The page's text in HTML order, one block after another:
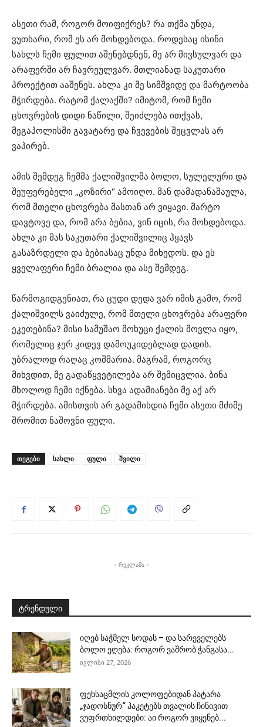
ასეთი რამ, როგორ მოიფიქრეს? რა თქმა უნდა,
ვუთხარი, რომ ეს არ მოხდებოდა. როდესაც ისინი
სახლს ჩემი ფულით აშენებდნენ, მე არ მივსულვარ და
არაფერში არ ჩავრეულვარ. მთლიანად საკუთარი
პროექტით ააშენეს. ახლა კი მე სიმშვიდე და მარტოობა
მჭირდება. რატომ ქალაქში? იმიტომ, რომ ჩემი
ცხოვრების დიდი ნაწილი, შეიძლება ითქვას,
მეგაპოლისში გავატარე და ჩვევების შეცვლას არ
ვაპირებ.
ამის შემდეგ ჩემმა ქალიშვილმა ბოლო, სულელური და
შეუფერებელი „კოზირი“ ამოიღო. მან დამადანაშაულა,
რომ მთელი ცხოვრება მასთან არ ვიყავი. მარტო
დავტოვე და, რომ არა ბებია, ვინ იცის, რა მოხდებოდა.
ახლა კი მას საკუთარი ქალიშვილიც ჰყავს
გასაზრდელი და ბებიასაც უნდა მიხედოს. და ეს
ყველაფერი ჩემი ბრალია და ასე შემდეგ.
წარმოგიდგენიათ, რა ცუდი დედა ვარ იმის გამო, რომ
ქალიშვილს ვაიძულე, რომ მთელი ცხოვრება არაფერი
ეკეთებინა? მისი სამუშაო მოხუცი ქალის მოვლა იყო,
რომელიც ჯერ კიდევ დამოუკიდებლად დადის.
უბრალოდ რაღაც კოშმარია. მაგრამ, როგორც
მიხვდით, მე გადაწყვეტილება არ შემიცვლია. ბინა
მხოლოდ ჩემი იქნება. სხვა ადამიანები მე აქ არ
მჭირდება. ამისთვის არ გადამიხდია ჩემი ასეთი მძიმე
შრომით ნაშოვნი ფული.
ᲗᲔᲒᲔᲑᲘ სახლი ფული შვილი
- რეკლამა -
ტრენდული
იღებ საჭმელ სოდას – და სარეველებს
ბოლო ეღება: როგორ ვაშრობ ჭანგასა...
ივლისი 27, 2026
ფეხსაცმლის კოლოფებიდან პატარა
„ჯადოსნურ“ პაკეტებს თვალის ჩინივით
ვუფრთხილდები: აი როგორ ვიყენებ...